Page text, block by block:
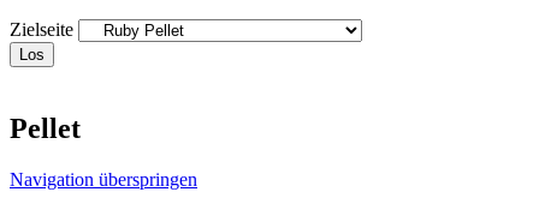
Zielseite
Los
Pellet
Navigation überspringen